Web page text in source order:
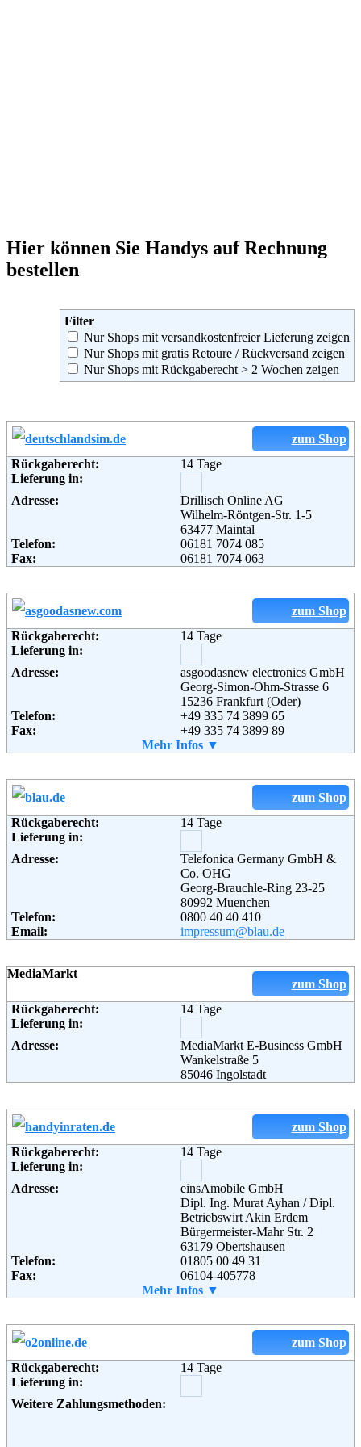
Hier können Sie Handys auf Rechnung
bestellen
Filter
Nur Shops mit versandkostenfreier Lieferung zeigen
Nur Shops mit gratis Retoure / Rückversand zeigen
Nur Shops mit Rückgaberecht > 2 Wochen zeigen
zum Shop
Rückgaberecht:
14 Tage
Lieferung in:
Adresse:
Drillisch Online AG
Wilhelm-Röntgen-Str. 1-5
63477 Maintal
Telefon:
06181 7074 085
Fax:
06181 7074 063
zum Shop
Rückgaberecht:
14 Tage
Lieferung in:
Adresse:
asgoodasnew electronics GmbH
Georg-Simon-Ohm-Strasse 6
15236 Frankfurt (Oder)
Telefon:
+49 335 74 3899 65
Fax:
+49 335 74 3899 89
info@asgoodasnew.com
Mehr Infos ▼
zum Shop
Rückgaberecht:
14 Tage
Lieferung in:
Adresse:
Telefonica Germany GmbH &
Co. OHG
Georg-Brauchle-Ring 23-25
80992 Muenchen
Telefon:
0800 40 40 410
Email:
impressum@blau.de
zum Shop
MediaMarkt
Rückgaberecht:
14 Tage
Lieferung in:
Adresse:
MediaMarkt E-Business GmbH
Wankelstraße 5
85046 Ingolstadt
zum Shop
Rückgaberecht:
14 Tage
Lieferung in:
Adresse:
einsAmobile GmbH
Dipl. Ing. Murat Ayhan / Dipl.
Betriebswirt Akin Erdem
Bürgermeister-Mahr Str. 2
63179 Ober­tshausen
Telefon:
01805 00 49 31
Fax:
06104-405778
info@HandyinRaten.de
Mehr Infos ▼
zum Shop
Rückgaberecht:
14 Tage
Lieferung in:
Weitere Zahlungsmethoden: